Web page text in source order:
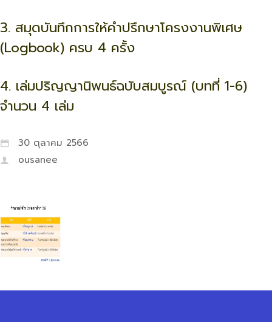
3. สมุดบันทึกการให้คำปรึกษาโครงงานพิเศษ
(Logbook) ครบ 4 ครั้ง
4. เล่มปริญญานิพนธ์ฉบับสมบูรณ์ (บทที่ 1-6)
จำนวน 4 เล่ม
30 ตุลาคม 2566
ousanee